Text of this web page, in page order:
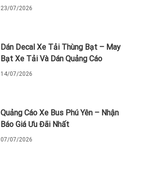
23/07/2026
Dán Decal Xe Tải Thùng Bạt – May
Bạt Xe Tải Và Dán Quảng Cáo
14/07/2026
Quảng Cáo Xe Bus Phú Yên – Nhận
Báo Giá Ưu Đãi Nhất
07/07/2026